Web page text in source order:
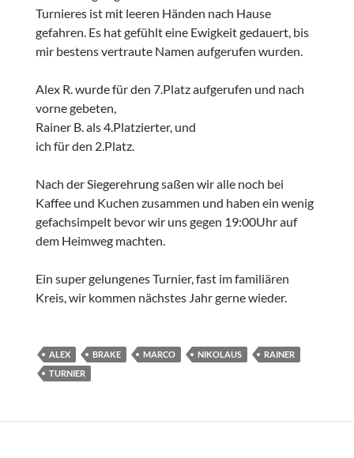
Turnieres ist mit leeren Händen nach Hause
gefahren. Es hat gefühlt eine Ewigkeit gedauert, bis
mir bestens vertraute Namen aufgerufen wurden.
Alex R. wurde für den 7.Platz aufgerufen und nach
vorne gebeten,
Rainer B. als 4.Platzierter, und
ich für den 2.Platz.
Nach der Siegerehrung saßen wir alle noch bei
Kaffee und Kuchen zusammen und haben ein wenig
gefachsimpelt bevor wir uns gegen 19:00Uhr auf
dem Heimweg machten.
Ein super gelungenes Turnier, fast im familiären
Kreis, wir kommen nächstes Jahr gerne wieder.
ALEX BRAKE MARCO NIKOLAUS
RAINER
TURNIER